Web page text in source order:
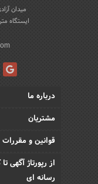
میدان
ایستگاه
درباره ما
مشتریان
قوانین و مقررات
از رپورتاژ آگهی
رسانه ای